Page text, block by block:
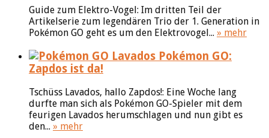
Guide zum Elektro-Vogel: Im dritten Teil der
Artikelserie zum legendären Trio der 1. Generation in
Pokémon GO geht es um den Elektrovogel... » mehr
Pokémon GO:
Zapdos ist da!
Tschüss Lavados, hallo Zapdos!: Eine Woche lang
durfte man sich als Pokémon GO-Spieler mit dem
feurigen Lavados herumschlagen und nun gibt es
den... » mehr